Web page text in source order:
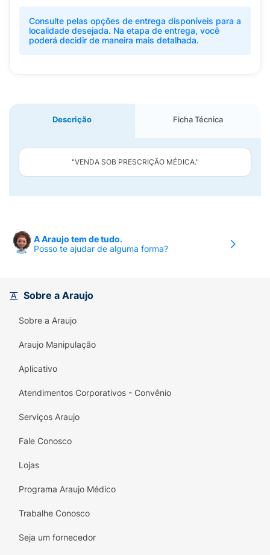
Consulte pelas opções de entrega disponíveis para a
localidade desejada. Na etapa de entrega, você
poderá decidir de maneira mais detalhada.
Descrição Ficha Técnica
"VENDA SOB PRESCRIÇÃO MÉDICA."
A Araujo tem de tudo.
Posso te ajudar de alguma forma?
Sobre a Araujo
Sobre a Araujo
Araujo Manipulação
Aplicativo
Atendimentos Corporativos - Convênio
Serviços Araujo
Fale Conosco
Lojas
Programa Araujo Médico
Trabalhe Conosco
Seja um fornecedor